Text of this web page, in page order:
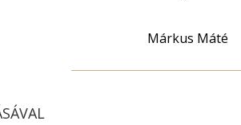
Márkus Máté